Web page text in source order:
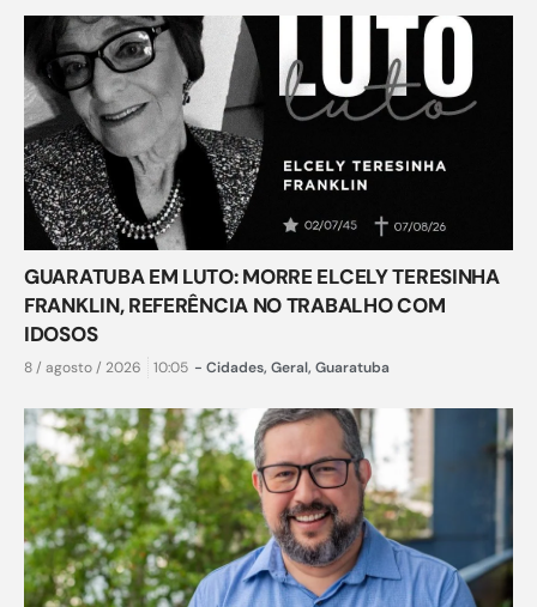
GUARATUBA EM LUTO: MORRE ELCELY TERESINHA
FRANKLIN, REFERÊNCIA NO TRABALHO COM
IDOSOS
8 / agosto / 2026 10:05 - Cidades, Geral, Guaratuba